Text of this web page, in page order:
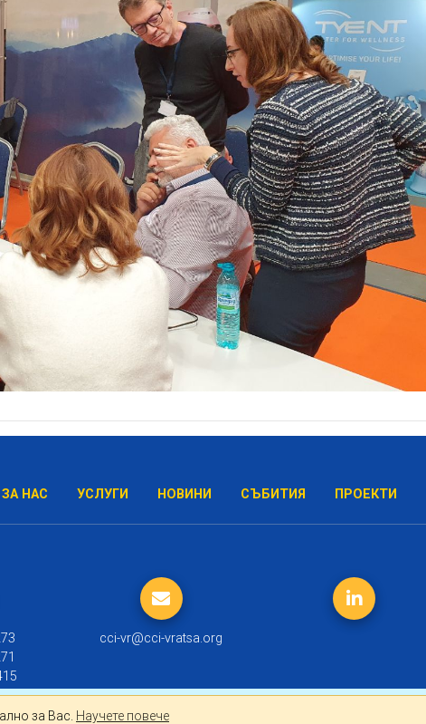
оптимално за Вас.Научете повече
за Вас. Научете повече
ЗА НАС УСЛУГИ НОВИНИ СЪБИТИЯ ПРОЕКТИ
cci-vr@cci-vratsa.org